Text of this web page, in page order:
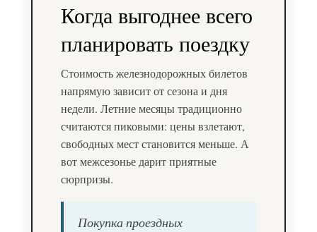
Когда выгоднее всего
планировать поездку
Стоимость железнодорожных билетов
напрямую зависит от сезона и дня
недели. Летние месяцы традиционно
считаются пиковыми: цены взлетают,
свободных мест становится меньше. А
вот межсезонье дарит приятные
сюрпризы.
Покупка проездных